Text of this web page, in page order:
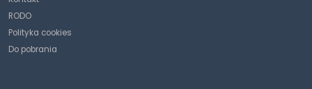
RODO
Polityka cookies
Do pobrania